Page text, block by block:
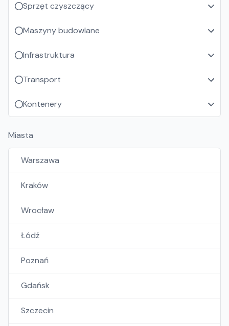
Sprzęt czyszczący
Maszyny budowlane
Infrastruktura
Transport
Kontenery
Miasta
Warszawa
Kraków
Wrocław
Łódź
Poznań
Gdańsk
Szczecin